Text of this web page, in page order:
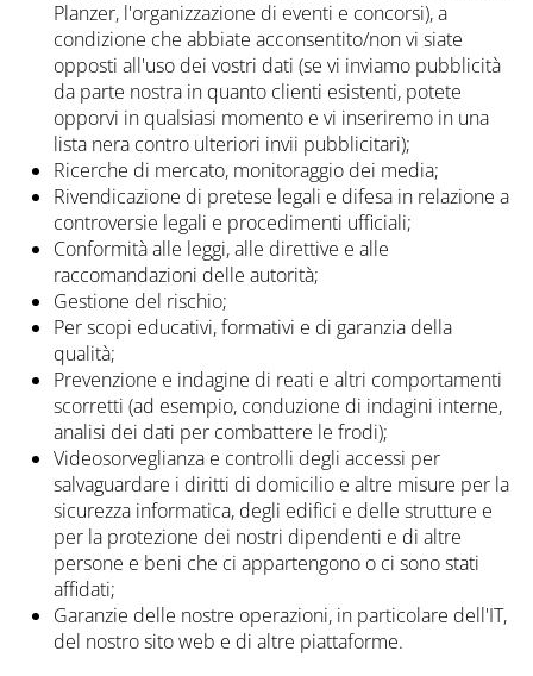
Planzer, l'organizzazione di eventi e concorsi), a
condizione che abbiate acconsentito/non vi siate
opposti all'uso dei vostri dati (se vi inviamo pubblicità
da parte nostra in quanto clienti esistenti, potete
opporvi in qualsiasi momento e vi inseriremo in una
lista nera contro ulteriori invii pubblicitari);
Ricerche di mercato, monitoraggio dei media;
Rivendicazione di pretese legali e difesa in relazione a
controversie legali e procedimenti ufficiali;
Conformità alle leggi, alle direttive e alle
raccomandazioni delle autorità;
Gestione del rischio;
Per scopi educativi, formativi e di garanzia della
qualità;
Prevenzione e indagine di reati e altri comportamenti
scorretti (ad esempio, conduzione di indagini interne,
analisi dei dati per combattere le frodi);
Videosorveglianza e controlli degli accessi per
salvaguardare i diritti di domicilio e altre misure per la
sicurezza informatica, degli edifici e delle strutture e
per la protezione dei nostri dipendenti e di altre
persone e beni che ci appartengono o ci sono stati
affidati;
Garanzie delle nostre operazioni, in particolare dell'IT,
del nostro sito web e di altre piattaforme.